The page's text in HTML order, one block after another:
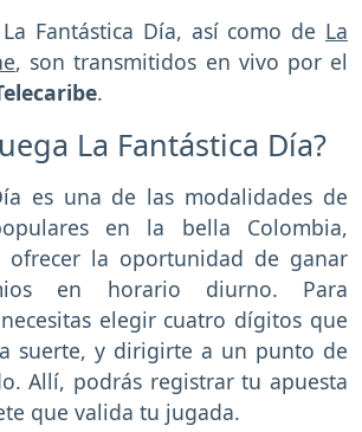
Fantástica Día, así como de La
, son transmitidos en vivo por el
.
La Fantástica Día?
es una de las modalidades de
en la bella Colombia,
ofrecer la oportunidad de ganar
en horario diurno. Para
elegir cuatro dígitos que
suerte, y dirigirte a un punto de
Allí, podrás registrar tu apuesta
que valida tu jugada.